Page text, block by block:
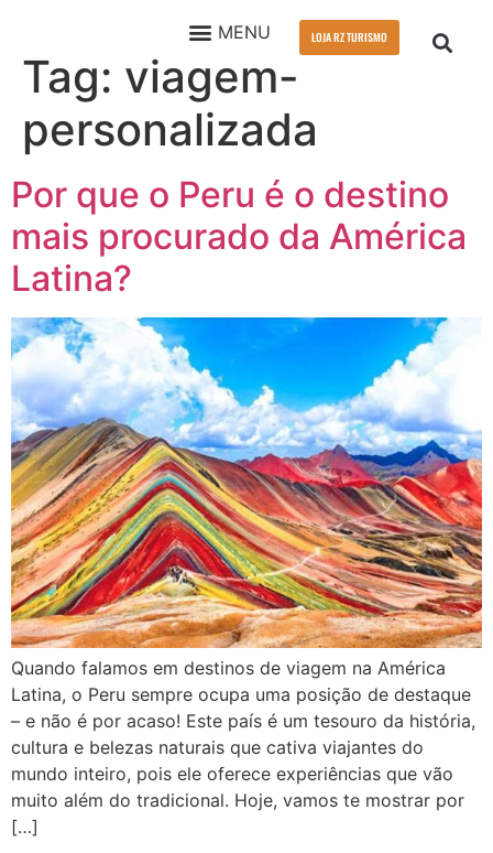
LOJA RZ TURISMO
Tag: viagem-
personalizada
Por que o Peru é o destino
mais procurado da América
Latina?
Quando falamos em destinos de viagem na América
Latina, o Peru sempre ocupa uma posição de destaque
– e não é por acaso! Este país é um tesouro da história,
cultura e belezas naturais que cativa viajantes do
mundo inteiro, pois ele oferece experiências que vão
muito além do tradicional. Hoje, vamos te mostrar por
[…]